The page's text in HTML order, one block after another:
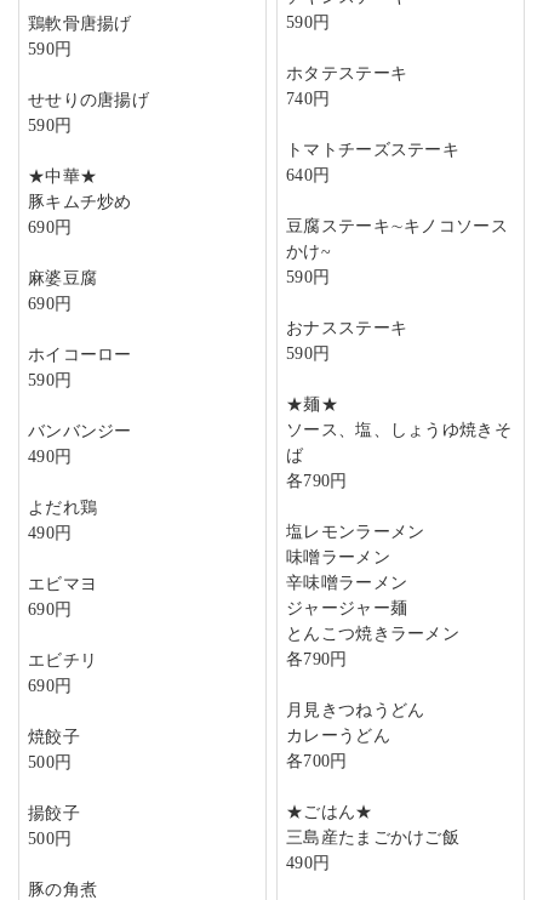
鶏軟骨唐揚げ
590円
せせりの唐揚げ
590円
★中華★
豚キムチ炒め
690円
麻婆豆腐
690円
ホイコーロー
590円
バンバンジー
490円
よだれ鶏
490円
エビマヨ
690円
エビチリ
690円
焼餃子
500円
揚餃子
500円
豚の角煮
590円
ホタテステーキ
740円
トマトチーズステーキ
640円
豆腐ステーキ∼キノコソース
かけ~
590円
おナスステーキ
590円
★麺★
ソース、塩、しょうゆ焼きそ
ば
各790円
塩レモンラーメン
味噌ラーメン
辛味噌ラーメン
ジャージャー麺
とんこつ焼きラーメン
各790円
月見きつねうどん
カレーうどん
各700円
★ごはん★
三島産たまごかけご飯
490円